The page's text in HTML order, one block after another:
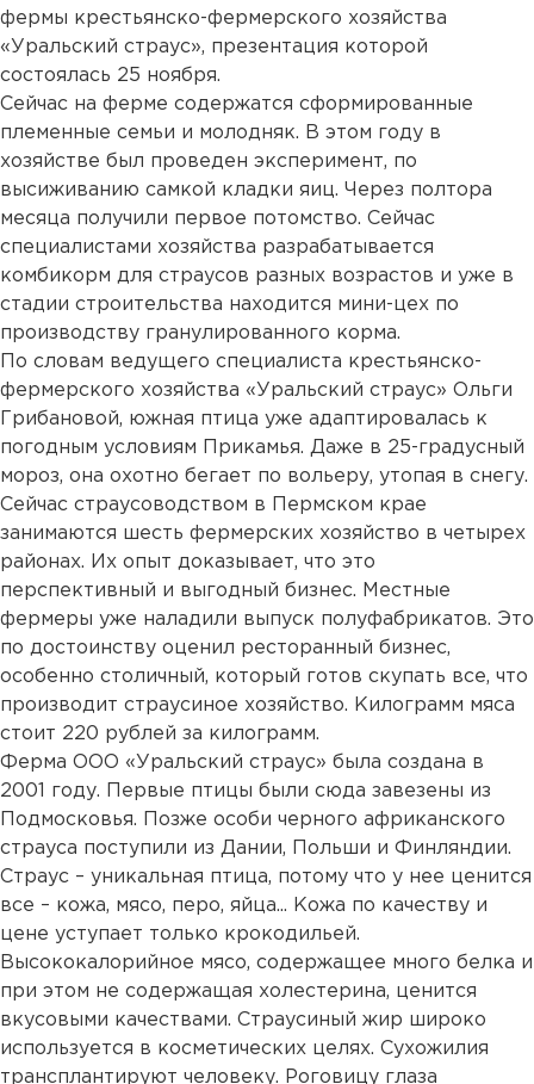
фермы крестьянско-фермерского хозяйства
«Уральский страус», презентация которой
состоялась 25 ноября.
Сейчас на ферме содержатся сформированные
племенные семьи и молодняк. В этом году в
хозяйстве был проведен эксперимент, по
высиживанию самкой кладки яиц. Через полтора
месяца получили первое потомство. Сейчас
специалистами хозяйства разрабатывается
комбикорм для страусов разных возрастов и уже в
стадии строительства находится мини-цех по
производству гранулированного корма.
По словам ведущего специалиста крестьянско-
фермерского хозяйства «Уральский страус» Ольги
Грибановой, южная птица уже адаптировалась к
погодным условиям Прикамья. Даже в 25-градусный
мороз, она охотно бегает по вольеру, утопая в снегу.
Сейчас страусоводством в Пермском крае
занимаются шесть фермерских хозяйство в четырех
районах. Их опыт доказывает, что это
перспективный и выгодный бизнес. Местные
фермеры уже наладили выпуск полуфабрикатов. Это
по достоинству оценил ресторанный бизнес,
особенно столичный, который готов скупать все, что
производит страусиное хозяйство. Килограмм мяса
стоит 220 рублей за килограмм.
Ферма ООО «Уральский страус» была создана в
2001 году. Первые птицы были сюда завезены из
Подмосковья. Позже особи черного африканского
страуса поступили из Дании, Польши и Финляндии.
Страус – уникальная птица, потому что у нее ценится
все – кожа, мясо, перо, яйца... Кожа по качеству и
цене уступает только крокодильей.
Высококалорийное мясо, содержащее много белка и
при этом не содержащая холестерина, ценится
вкусовыми качествами. Страусиный жир широко
используется в косметических целях. Сухожилия
трансплантируют человеку. Роговицу глаза